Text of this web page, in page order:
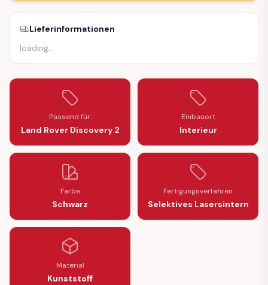
Lieferinformationen
loading…
Passend für:
Land Rover Discovery 2
Einbauort
Interieur
Farbe
Schwarz
Fertigungsverfahren
Selektives Lasersintern
Material
Kunststoff